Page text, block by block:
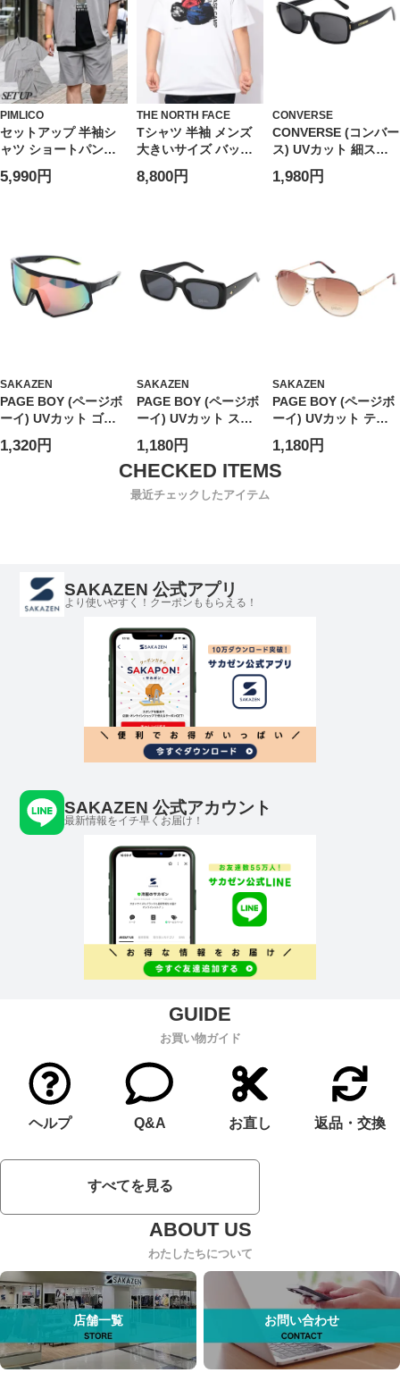
PIMLICO
セットアップ 半袖シ
ャツ ショートパンツ
メンズ 大きいサイズ
WEB限定 収納袋 半袖
パンツ
5,990円
THE NORTH FACE
Tシャツ 半袖 メンズ
大きいサイズ バック
プリント クルーネッ
ク カットソー トップ
8,800円
CONVERSE
CONVERSE (コンバー
ス) UVカット 細スク
エア サングラス ユニ
セックス スクエア カ
1,980円
SAKAZEN
PAGE BOY (ページボ
ーイ) UVカット ゴー
グル ミラーレンズ サ
ングラス ユニセック
1,320円
SAKAZEN
PAGE BOY (ページボ
ーイ) UVカット スク
エア サングラス ユニ
セックス ダイヤ アイ
ウェア 紫外線対策
PY2899
1,180円
SAKAZEN
PAGE BOY (ページボ
ーイ) UVカット ティ
アドロップ サングラ
ス ユニセックス アイ
ウェア 紫外線対策
1,180円
最近チェックしたアイテム
SAKAZEN 公式アプリ
より使いやすく！クーポンももらえる！
SAKAZEN 公式アカウント
最新情報をイチ早くお届け！
お買い物ガイド
ヘルプ Q&A お直し 返品・交換
すべてを見る
わたしたちについて
店舗一覧 お問い合わせ